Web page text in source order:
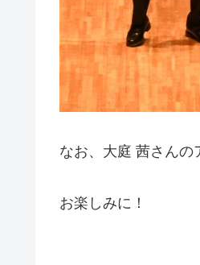
なお、大庭 茜さんの
お楽しみに！